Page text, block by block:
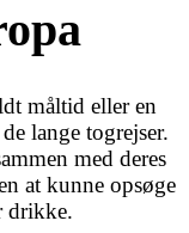
måltid eller en
lange togrejser.
med deres
at kunne opsøge
drikke.